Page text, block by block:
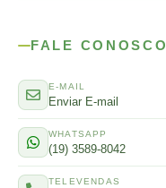
FALE CONOSCO
E-MAIL
Enviar E-mail
WHATSAPP
(19) 3589-8042
TELEVENDAS